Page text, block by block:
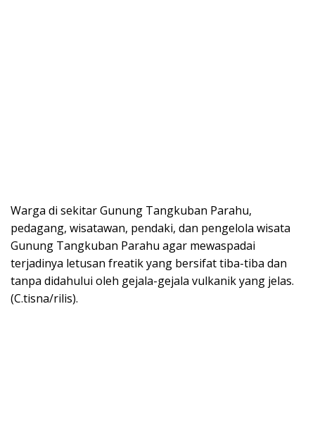
Warga di sekitar Gunung Tangkuban Parahu,
pedagang, wisatawan, pendaki, dan pengelola wisata
Gunung Tangkuban Parahu agar mewaspadai
terjadinya letusan freatik yang bersifat tiba-tiba dan
tanpa didahului oleh gejala-gejala vulkanik yang jelas.
(C.tisna/rilis).